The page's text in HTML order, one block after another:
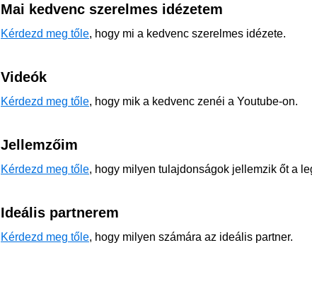
Mai kedvenc szerelmes idézetem
Kérdezd meg tőle, hogy mi a kedvenc szerelmes idézete.
Videók
Kérdezd meg tőle, hogy mik a kedvenc zenéi a Youtube-on.
Jellemzőim
Kérdezd meg tőle, hogy milyen tulajdonságok jellemzik őt a
Ideális partnerem
Kérdezd meg tőle, hogy milyen számára az ideális partner.